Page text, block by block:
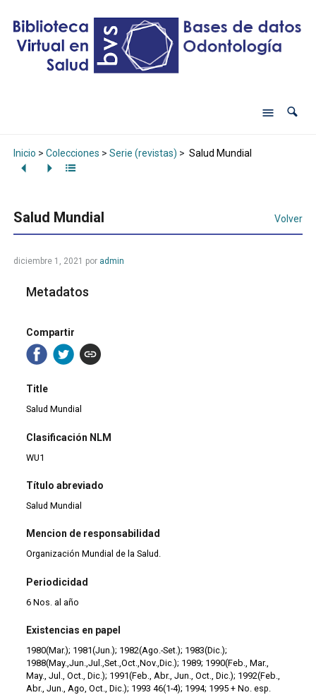
Inicio > Colecciones > Serie (revistas) > Salud Mundial
Salud Mundial Volver
diciembre 1, 2021 por admin
Metadatos
Compartir
Title
Salud Mundial
Clasificación NLM
WU1
Título abreviado
Salud Mundial
Mencion de responsabilidad
Organización Mundial de la Salud.
Periodicidad
6 Nos. al año
Existencias en papel
1980(Mar.); 1981(Jun.); 1982(Ago.-Set.); 1983(Dic.);
1988(May.,Jun.,Jul.,Set.,Oct.,Nov.,Dic.); 1989; 1990(Feb., Mar.,
May., Jul., Oct., Dic.); 1991(Feb., Abr., Jun., Oct., Dic.); 1992(Feb.,
Abr., Jun., Ago, Oct., Dic.); 1993 46(1-4); 1994; 1995 + No. esp.